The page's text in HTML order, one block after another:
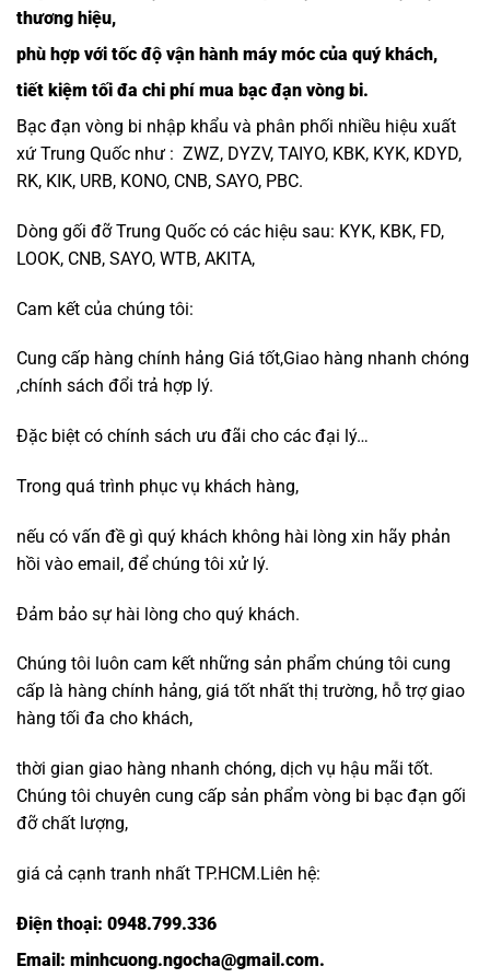
thương hiệu,
phù hợp với tốc độ vận hành máy móc của quý khách,
tiết kiệm tối đa chi phí mua bạc đạn vòng bi.
Bạc đạn vòng bi nhập khẩu và phân phối nhiều hiệu xuất
xứ Trung Quốc như : ZWZ, DYZV, TAIYO, KBK, KYK, KDYD,
RK, KIK, URB, KONO, CNB, SAYO, PBC.
Dòng gối đỡ Trung Quốc có các hiệu sau: KYK, KBK, FD,
LOOK, CNB, SAYO, WTB, AKITA,
Cam kết của chúng tôi:
Cung cấp hàng chính hảng Giá tốt,Giao hàng nhanh chóng
,chính sách đổi trả hợp lý.
Đặc biệt có chính sách ưu đãi cho các đại lý…
Trong quá trình phục vụ khách hàng,
nếu có vấn đề gì quý khách không hài lòng xin hãy phản
hồi vào email, để chúng tôi xử lý.
Đảm bảo sự hài lòng cho quý khách.
Chúng tôi luôn cam kết những sản phẩm chúng tôi cung
cấp là hàng chính hảng, giá tốt nhất thị trường, hỗ trợ giao
hàng tối đa cho khách,
thời gian giao hàng nhanh chóng, dịch vụ hậu mãi tốt.
Chúng tôi chuyên cung cấp sản phẩm vòng bi bạc đạn gối
đỡ chất lượng,
giá cả cạnh tranh nhất TP.HCM.Liên hệ:
Điện thoại: 0948.799.336
Email: minhcuong.ngocha@gmail.com.